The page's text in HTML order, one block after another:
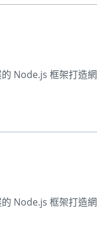
Node.js 框架打造
Node.js 框架打造